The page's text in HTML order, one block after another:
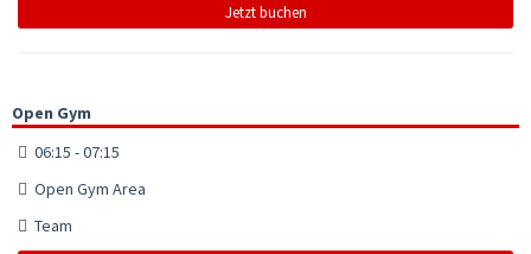
Jetzt buchen
Open Gym
06:15 - 07:15
Open Gym Area
Team